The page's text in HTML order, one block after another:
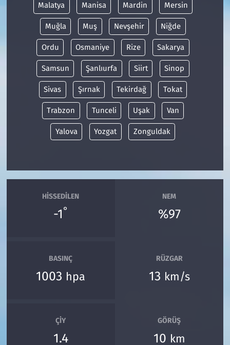
Malatya Manisa Mardin Mersin
Muğla Muş Nevşehir Niğde
Ordu Osmaniye Rize Sakarya
Samsun Şanlıurfa Siirt Sinop
Sivas Şırnak Tekirdağ Tokat
Trabzon Tunceli Uşak Van
Yalova Yozgat Zonguldak
HISSEDILEN
-1°
NEM
%97
BASINÇ
1003 hpa
RÜZGAR
13 km/s
ÇIY
1.4
GÖRÜŞ
10 km